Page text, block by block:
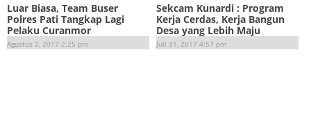
Luar Biasa, Team Buser
Polres Pati Tangkap Lagi
Pelaku Curanmor
Agustus 2, 2017 2:25 pm
Sekcam Kunardi : Program
Kerja Cerdas, Kerja Bangun
Desa yang Lebih Maju
Juli 31, 2017 4:57 pm